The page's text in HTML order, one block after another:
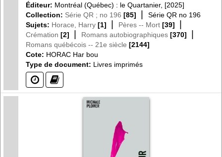
Éditeur: Montréal (Québec) : le Quartanier, [2025]
Collection: Série QR ; no 196 [85] |
Série QR no 196
Sujets: Horace, Harry [1] | Pères -- Mort [39] |
Crémation [2] | Romans autobiographiques [370] |
Romans québécois -- 21e siècle [2144]
Cote: HORAC Har bou
Type de document: Livres imprimés
(?) (?)